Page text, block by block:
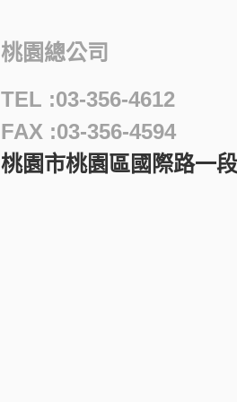
桃園總公司
TEL :03-356-4612
FAX :03-356-4594
桃園市桃園區國際路一